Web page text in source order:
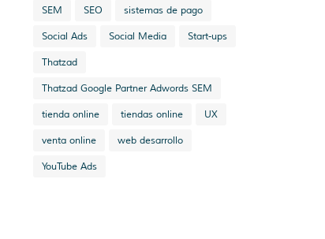
SEM SEO sistemas de pago
Social Ads Social Media Start-ups
Thatzad
Thatzad Google Partner Adwords SEM
tienda online tiendas online UX
venta online web desarrollo
YouTube Ads